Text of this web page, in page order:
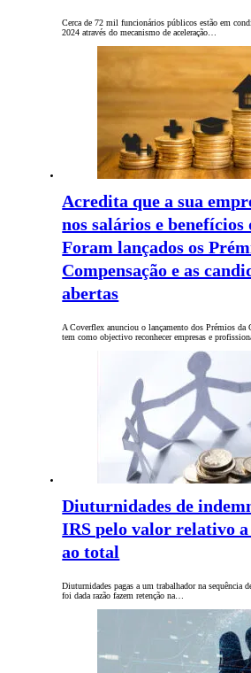
Cerca de 72 mil funcionários públicos estão em
2024 através do mecanismo de aceleração…
Acredita que a sua
nos salários e
Foram lançados os
Compensação e as
abertas
A Coverflex anunciou o lançamento dos Prémios da
tem como objectivo reconhecer empresas e
Diuturnidades de
IRS pelo valor relativo a
ao total
Diuturnidades pagas a um trabalhador na sequência
foi dada razão fazem retenção na…